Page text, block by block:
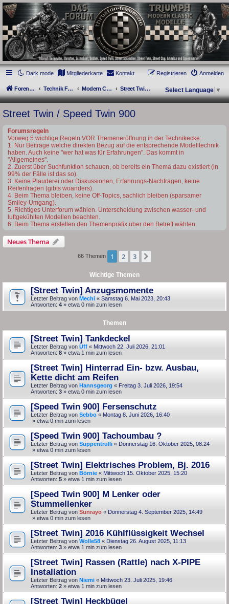
thruxton-forum.de
DAS FORUM! Alles rund um die Triumph Modern Classic Modelle. Das Forum für
die New Bonneville Baureihen ab BJ 2001. Triumph Bonneville, Thruxton,
Scrambler, Bobber, Speed Twin, Street Scrambler, Street Twin, Street Cup, America
und Speedmaster.
Dark mode
Mitgliederkarte Kontakt Anmelden
Registrieren
Foren-Übersicht Technik Forum Modern Classics - Baujahre ab 2016 [LC] Street Twin / Speed Twin 900 Select Language ▼
Street Twin / Speed Twin 900
Forumsregeln
Vorweg 5 wichtige Regeln VOR Themeneröffnung in der Technikecke:
1. Nur Beiträge welche direkten Bezug auf die entsprechende Modelltechnik
haben. Auch keine "wer hat was für Erfahrungen". Das kommt in
"Allgemeines".
2. Zuerst über Suchfunktion schauen, ob bereits ein Thema dazu existiert (in
99% der Fälle ist das so).
3. Keine Plauderei oder Diskussionen, Erfahrungs-Nachfragen, keine
Reifenfragen (gibts woanders).
4. Beim Thema bleiben, keine Off-Topics, sachlich bleiben (sparsamer
Smiley-Umgang).
5. Richtiges Unterforum wählen. Unterscheidung zwischen wasser- und
luftgekühlten Modellen beachten.
6. Beim Thema erstellen den Themenpräfix über den Betreff wählen.
Neues Thema
66 Themen 1 2 3
Wichtige Themen
[Street Twin] Anzugsmomente
Letzter Beitrag von Mechi « Samstag 6. Mai 2023, 20:43
Antworten: 4 » etwa 0 min zum lesen
Themen
[Street Twin] Tankdeckel
Letzter Beitrag von Uff « Mittwoch 22. Juli 2026, 21:01
Antworten: 8 » etwa 1 min zum lesen
[Street Twin] Hinterrad Ein- bzw. Ausbau,
Kette dicht am Reifen
Letzter Beitrag von Hannsgeorg « Freitag 3. Juli 2026, 19:54
Antworten: 3 » etwa 0 min zum lesen
[Speed Twin 900] Fersenschutz
Letzter Beitrag von Sebbo « Montag 8. Juni 2026, 16:40
» etwa 0 min zum lesen
[Speed Twin 900] Tachoumbau ?
Letzter Beitrag von Suppentrulli « Donnerstag 16. Oktober 2025, 08:24
» etwa 0 min zum lesen
[Street Twin] Elektrisches Problem, Bj. 2016
Letzter Beitrag von Börnie « Mittwoch 15. Oktober 2025, 15:20
Antworten: 5 » etwa 1 min zum lesen
[Speed Twin 900] M Lenker oder
Stummellenker
Letzter Beitrag von Sunrayo « Donnerstag 4. September 2025, 14:49
» etwa 0 min zum lesen
[Street Twin] 2016 Kühlflüssigkeit Wechsel
Letzter Beitrag von Wolle58 « Dienstag 26. August 2025, 11:13
Antworten: 3 » etwa 1 min zum lesen
[Street Twin] Rassen (Rattle) nach X-PIPE
Installation
Letzter Beitrag von Niemi « Mittwoch 23. Juli 2025, 19:46
Antworten: 2 » etwa 1 min zum lesen
[Street Twin] Heckbügel